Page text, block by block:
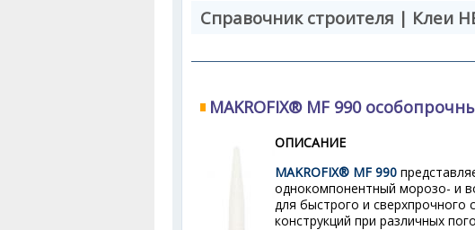
Справочник строителя | Клеи
MAKROFIX® MF 990
ОПИСАНИЕ
MAKROFIX® MF 990
однокомпонентный морозо- и
для быстрого и сверхпрочного
конструкций при различных